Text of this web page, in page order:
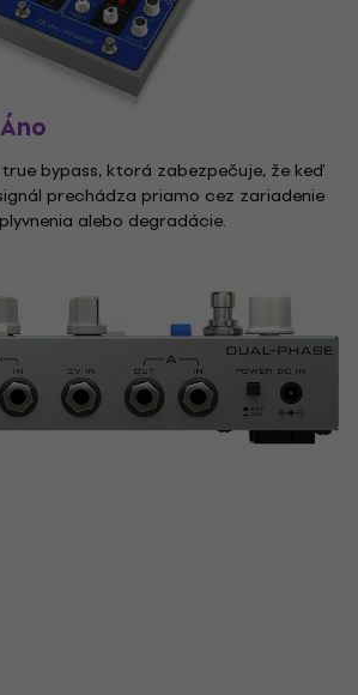
Áno
bypass, ktorá zabezpečuje, že keď
prechádza priamo cez zariadenie
alebo degradácie.